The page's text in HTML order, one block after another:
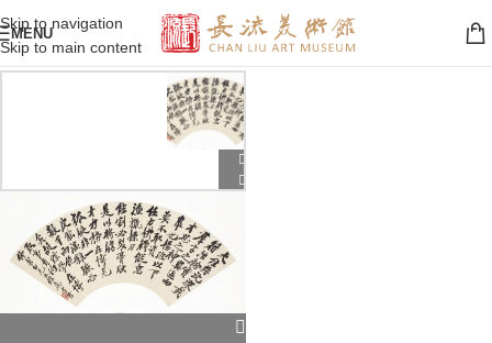
Skip to navigation
Skip to main content
MENU